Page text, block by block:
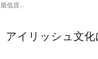
低賃...
アイリッシュ文化